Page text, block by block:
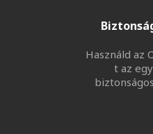
Használd az
t az